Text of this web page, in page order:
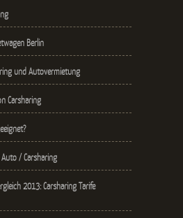
Berlin
und Autovermietung
Carsharing
Auto / Carsharing
2013: Carsharing Tarife